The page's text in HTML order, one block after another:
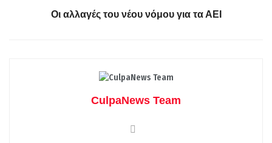
Οι αλλαγές του νέου νόμου για τα ΑΕΙ
CulpaNews Team